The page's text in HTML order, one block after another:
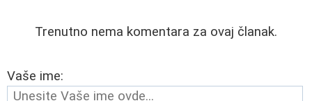
Trenutno nema komentara za ovaj članak.
Vaše ime: